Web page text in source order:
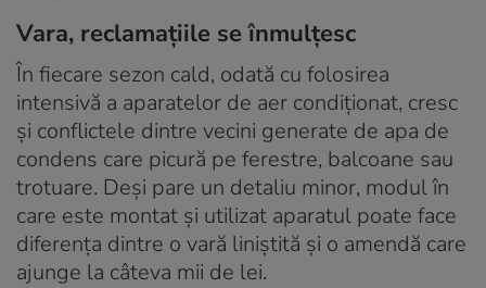
Vara, reclamațiile se înmulțesc
În fiecare sezon cald, odată cu folosirea
intensivă a aparatelor de aer condiționat, cresc
și conflictele dintre vecini generate de apa de
condens care picură pe ferestre, balcoane sau
trotuare. Deși pare un detaliu minor, modul în
care este montat și utilizat aparatul poate face
diferența dintre o vară liniștită și o amendă care
ajunge la câteva mii de lei.